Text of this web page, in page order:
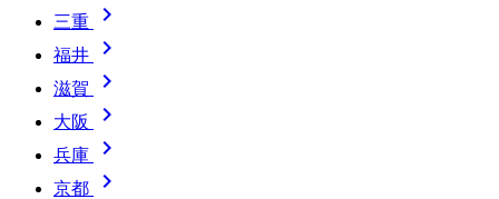
三重 
福井 
滋賀 
大阪 
兵庫 
京都 